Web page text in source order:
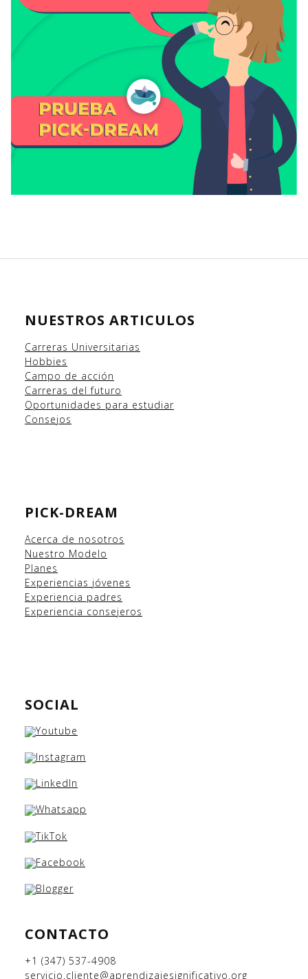
NUESTROS ARTICULOS
Carreras Universitarias
Hobbies
Campo de acción
Carreras del futuro
Oportunidades para estudiar
Consejos
PICK-DREAM
Acerca de nosotros
Nuestro Modelo
Planes
Experiencias jóvenes
Experiencia padres
Experiencia consejeros
SOCIAL
CONTACTO
+1 (347) 537-4908
servicio.cliente@aprendizajesignificativo.org